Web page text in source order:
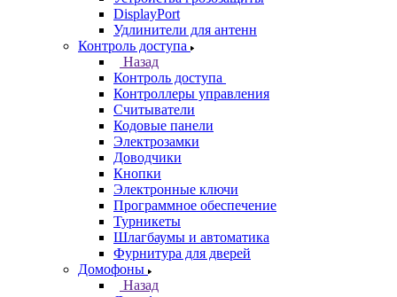
DisplayPort
Удлинители для антенн
Контроль доступа
Назад
Контроль доступа
Контроллеры управления
Считыватели
Кодовые панели
Электрозамки
Доводчики
Кнопки
Электронные ключи
Программное обеспечение
Турникеты
Шлагбаумы и автоматика
Фурнитура для дверей
Домофоны
Назад